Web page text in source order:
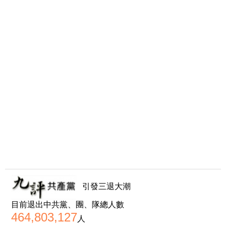
引發三退大潮
目前退出中共黨、團、隊總人數
464,803,127人